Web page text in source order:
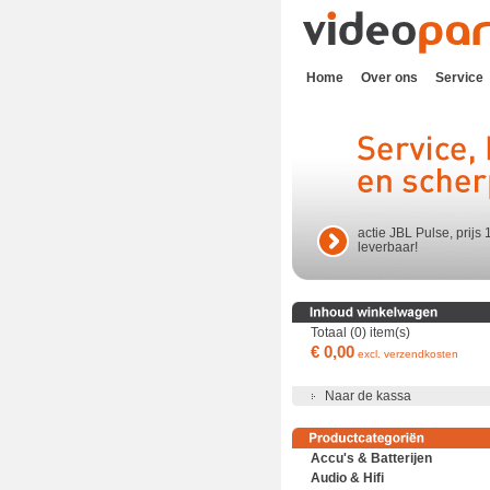
Home Over ons Service
actie JBL Pulse, prijs
leverbaar!
Totaal (0) item(s)
€ 0,00 excl. verzendkosten
Naar de kassa
Accu's & Batterijen
Accu's en batterijen
Audio & Hifi